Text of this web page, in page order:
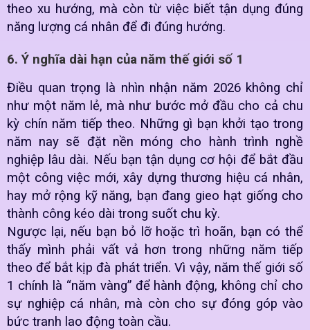
theo xu hướng, mà còn từ việc biết tận dụng đúng
năng lượng cá nhân để đi đúng hướng.
6. Ý nghĩa dài hạn của năm thế giới số 1
Điều quan trọng là nhìn nhận năm 2026 không chỉ
như một năm lẻ, mà như bước mở đầu cho cả chu
kỳ chín năm tiếp theo. Những gì bạn khởi tạo trong
năm nay sẽ đặt nền móng cho hành trình nghề
nghiệp lâu dài. Nếu bạn tận dụng cơ hội để bắt đầu
một công việc mới, xây dựng thương hiệu cá nhân,
hay mở rộng kỹ năng, bạn đang gieo hạt giống cho
thành công kéo dài trong suốt chu kỳ.
Ngược lại, nếu bạn bỏ lỡ hoặc trì hoãn, bạn có thể
thấy mình phải vất vả hơn trong những năm tiếp
theo để bắt kịp đà phát triển. Vì vậy, năm thế giới số
1 chính là “năm vàng” để hành động, không chỉ cho
sự nghiệp cá nhân, mà còn cho sự đóng góp vào
bức tranh lao động toàn cầu.